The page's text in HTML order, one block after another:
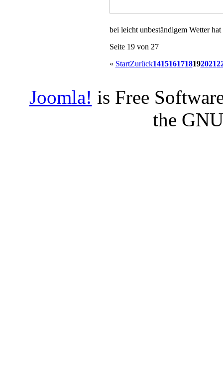
bei leicht unbeständigem Wetter
Seite 19 von 27
« StartZurück1415161718192021
Joomla! is Free
the